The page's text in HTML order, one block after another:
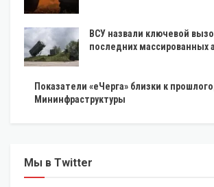
ВСУ назвали ключевой
последних массированных
Показатели «еЧерга» близки к
Мининфраструктуры
Мы в Twitter